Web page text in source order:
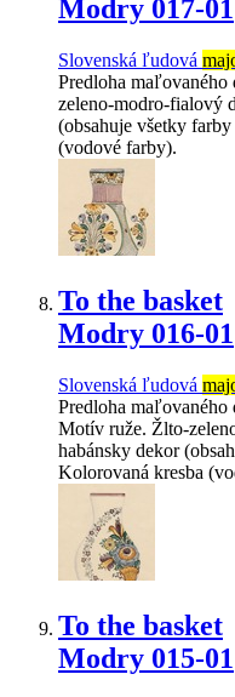
Modry 017-01
Slovenská ľudová
Predloha maľovaného
zeleno-modro-fialový
(obsahuje všetky
(vodové farby).
To the basket
Modry 016-01
Slovenská ľudová
Predloha maľovaného
Motív ruže. Žlto-
habánsky dekor
Kolorovaná kresba
To the basket
Modry 015-01